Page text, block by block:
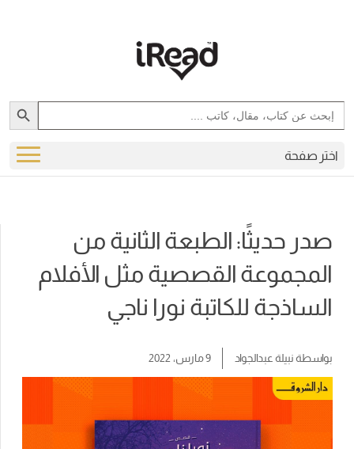
Search
for:
Search Button
اختر صفحة
صدر حديثًا: الطبعة الثانية من
المجموعة القصصية مثل الأفلام
الساذجة للكاتبة نورا ناجي
بواسطةنبيلة عبدالجواد 9 مارس، 2022